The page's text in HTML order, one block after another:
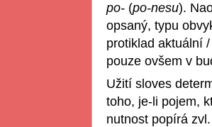
po- (po-nesu).
opsaný, typu
protiklad aktuální
pouze ovšem v
Užití sloves
toho, je-li pojem,
nutnost popírá